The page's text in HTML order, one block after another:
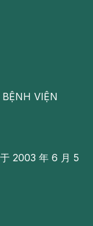
VIỆN
2003 年 6 月 5